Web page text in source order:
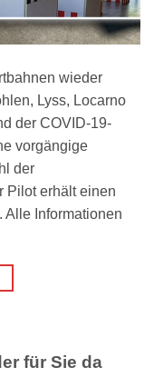
wieder
Lyss, Locarno
der COVID-19-
vorgängige
der
Pilot erhält einen
Informationen
für Sie da